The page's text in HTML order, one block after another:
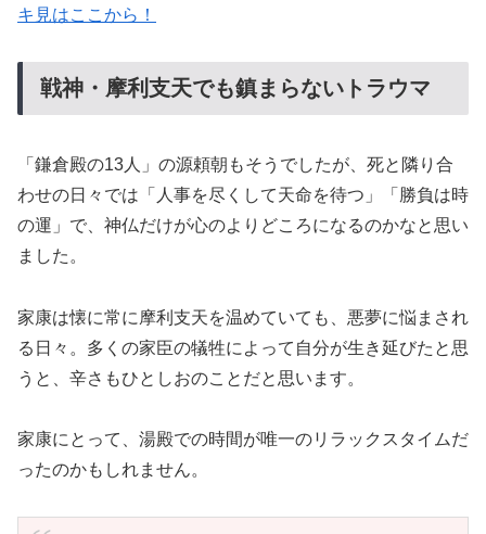
キ見はここから！
戦神・摩利支天でも鎮まらないトラウマ
「鎌倉殿の13人」の源頼朝もそうでしたが、死と隣り合
わせの日々では「人事を尽くして天命を待つ」「勝負は時
の運」で、神仏だけが心のよりどころになるのかなと思い
ました。
家康は懐に常に摩利支天を温めていても、悪夢に悩まされ
る日々。多くの家臣の犠牲によって自分が生き延びたと思
うと、辛さもひとしおのことだと思います。
家康にとって、湯殿での時間が唯一のリラックスタイムだ
ったのかもしれません。